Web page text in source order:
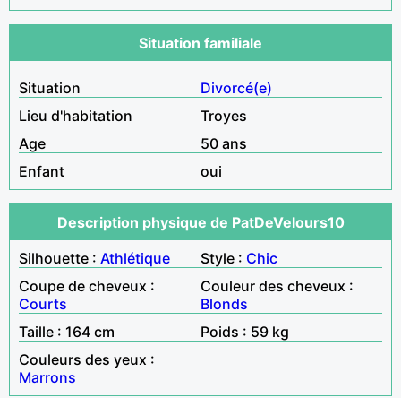
Situation familiale
Situation
Divorcé(e)
Lieu d'habitation
Troyes
Age
50 ans
Enfant
oui
Description physique de PatDeVelours10
Silhouette : Athlétique Style : Chic
Coupe de cheveux :
Courts
Couleur des cheveux :
Blonds
Taille : 164 cm
Poids : 59 kg
Couleurs des yeux :
Marrons